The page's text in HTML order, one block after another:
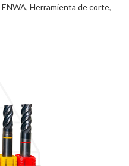
ENWA, Herramienta de corte,